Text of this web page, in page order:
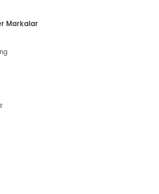
Markalar